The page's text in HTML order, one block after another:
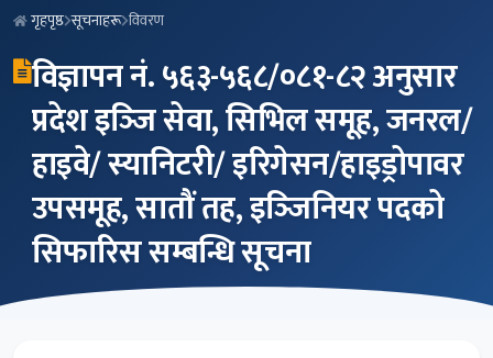
गृहपृष्ठ सूचनाहरू विवरण
विज्ञापन नं. ५६३-५६८/०८१-८२ अनुसार
प्रदेश इञ्‍जि सेवा, सिभिल समूह, जनरल/
हाइवे/ स्यानिटरी/ इरिगेसन/हाइड्रोपावर
उपसमूह, सातौं तह, इञ्‍जिनियर पदको
सिफारिस सम्बन्धि सूचना